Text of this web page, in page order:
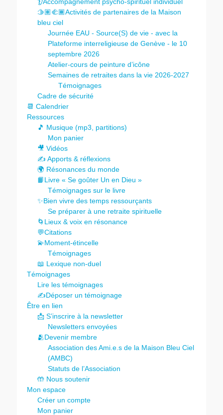
🫱🏽‍🫲🏾Activités de partenaires de la Maison
bleu ciel
Journée EAU - Source(S) de vie - avec la
Plateforme interreligieuse de Genève - le 10
septembre 2026
Atelier-cours de peinture d’icône
Semaines de retraites dans la vie 2026-2027
Témoignages
Cadre de sécurité
📆 Calendrier
Ressources
🎵 Musique (mp3, partitions)
Mon panier
🎥 Vidéos
✍️ Apports & réflexions
🌍 Résonances du monde
📙Livre « Se goûter Un en Dieu »
Témoignages sur le livre
✨Bien vivre des temps ressourçants
Se préparer à une retraite spirituelle
🌀Lieux & voix en résonance
💬Citations
💫Moment-étincelle
Témoignages
📖 Lexique non-duel
Témoignages
Lire les témoignages
✍️Déposer un témoignage
Être en lien
📩 S’inscrire à la newsletter
Newsletters envoyées
🫂Devenir membre
Association des Ami.e.s de la Maison Bleu Ciel
(AMBC)
Statuts de l’Association
🤲 Nous soutenir
Mon espace
Créer un compte
Mon panier